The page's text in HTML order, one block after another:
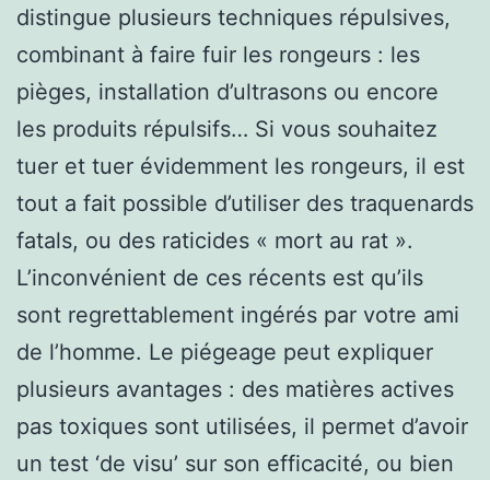
distingue plusieurs techniques répulsives,
combinant à faire fuir les rongeurs : les
pièges, installation d’ultrasons ou encore
les produits répulsifs… Si vous souhaitez
tuer et tuer évidemment les rongeurs, il est
tout a fait possible d’utiliser des traquenards
fatals, ou des raticides « mort au rat ».
L’inconvénient de ces récents est qu’ils
sont regrettablement ingérés par votre ami
de l’homme. Le piégeage peut expliquer
plusieurs avantages : des matières actives
pas toxiques sont utilisées, il permet d’avoir
un test ‘de visu’ sur son efficacité, ou bien